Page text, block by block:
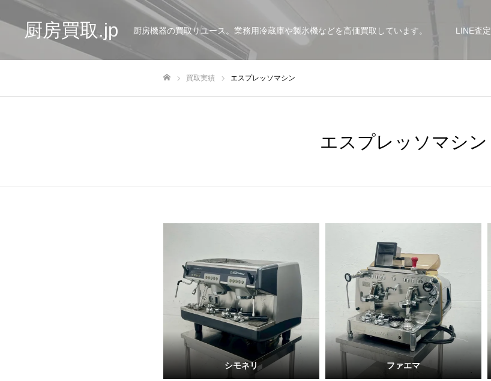
厨房買取.jp 厨房機器の買取リユース。業務用冷蔵庫や製氷機などを高価買取しています。 LINE査定
買取実績 エスプレッソマシン
エスプレッソマシン
シモネリ ファエマ